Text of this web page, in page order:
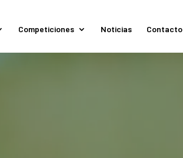
Competiciones Noticias Contacto